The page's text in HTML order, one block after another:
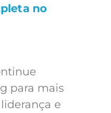
no
para mais
e